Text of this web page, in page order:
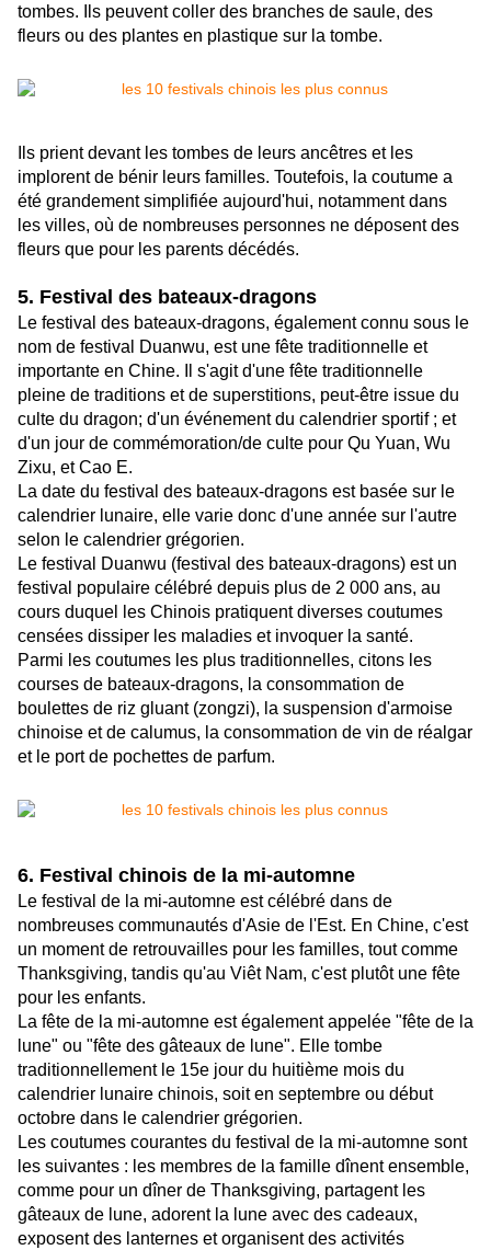
tombes. Ils peuvent coller des branches de saule, des
fleurs ou des plantes en plastique sur la tombe.
Ils prient devant les tombes de leurs ancêtres et les
implorent de bénir leurs familles. Toutefois, la coutume a
été grandement simplifiée aujourd'hui, notamment dans
les villes, où de nombreuses personnes ne déposent des
fleurs que pour les parents décédés.
5. Festival des bateaux-dragons
Le festival des bateaux-dragons, également connu sous le
nom de festival Duanwu, est une fête traditionnelle et
importante en Chine. Il s'agit d'une fête traditionnelle
pleine de traditions et de superstitions, peut-être issue du
culte du dragon; d'un événement du calendrier sportif ; et
d'un jour de commémoration/de culte pour Qu Yuan, Wu
Zixu, et Cao E.
La date du festival des bateaux-dragons est basée sur le
calendrier lunaire, elle varie donc d'une année sur l'autre
selon le calendrier grégorien.
Le festival Duanwu (festival des bateaux-dragons) est un
festival populaire célébré depuis plus de 2 000 ans, au
cours duquel les Chinois pratiquent diverses coutumes
censées dissiper les maladies et invoquer la santé.
Parmi les coutumes les plus traditionnelles, citons les
courses de bateaux-dragons, la consommation de
boulettes de riz gluant (zongzi), la suspension d'armoise
chinoise et de calumus, la consommation de vin de réalgar
et le port de pochettes de parfum.
6. Festival chinois de la mi-automne
Le festival de la mi-automne est célébré dans de
nombreuses communautés d'Asie de l'Est. En Chine, c'est
un moment de retrouvailles pour les familles, tout comme
Thanksgiving, tandis qu'au Viêt Nam, c'est plutôt une fête
pour les enfants.
La fête de la mi-automne est également appelée "fête de la
lune" ou "fête des gâteaux de lune". Elle tombe
traditionnellement le 15e jour du huitième mois du
calendrier lunaire chinois, soit en septembre ou début
octobre dans le calendrier grégorien.
Les coutumes courantes du festival de la mi-automne sont
les suivantes : les membres de la famille dînent ensemble,
comme pour un dîner de Thanksgiving, partagent les
gâteaux de lune, adorent la lune avec des cadeaux,
exposent des lanternes et organisent des activités